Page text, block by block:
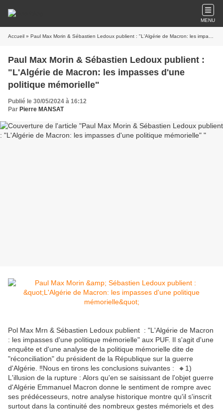
MENU
Accueil » Paul Max Morin & Sébastien Ledoux publient : "L'Algérie de Macron: les impasses d'une politique mémorielle"
Paul Max Morin & Sébastien Ledoux publient :
"L'Algérie de Macron: les impasses d'une
politique mémorielle"
Publié le 30/05/2024 à 16:12
Par Pierre MANSAT
Pol Max Mrn & Sébastien Ledoux publient : "L'Algérie de Macron
: les impasses d'une politique mémorielle" aux PUF. Il s'agit d'une
enquête et d'une analyse de la politique mémorielle dite de
"réconciliation" du président de la République sur la guerre
d'Algérie. ‼️Nous en tirons les conclusions suivantes : 🔸️1)
L'illusion de la rupture : Alors qu'en se saisissant de l'objet guerre
d'Algérie Emmanuel Macron donne le sentiment de rompre avec
ses prédécesseurs, notre analyse historique montre qu'il s'inscrit
surtout dans la continuité des nombreux gestes mémoriels et des